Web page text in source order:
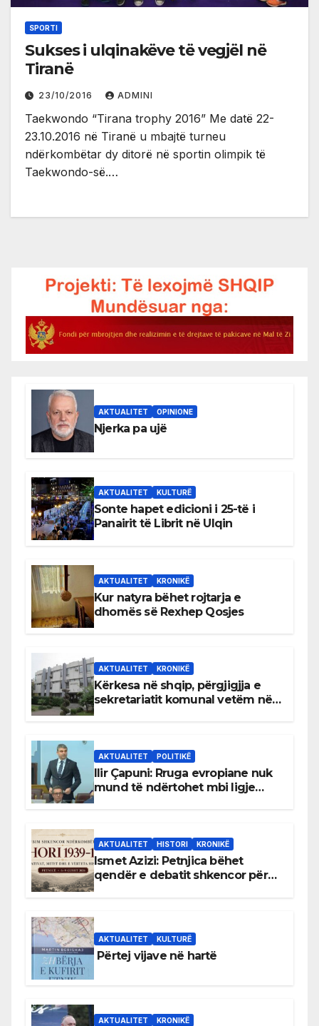
SPORTI
Sukses i ulqinakëve të vegjël në
Tiranë
23/10/2016 ADMINI
Taekwondo “Tirana trophy 2016” Me datë 22-
23.10.2016 në Tiranë u mbajtë turneu
ndërkombëtar dy ditorë në sportin olimpik të
Taekwondo-së.…
AKTUALITET OPINIONE
Njerka pa ujë
AKTUALITET KULTURË
Sonte hapet edicioni i 25-të i
Panairit të Librit në Ulqin
AKTUALITET KRONIKË
Kur natyra bëhet rojtarja e
dhomës së Rexhep Qosjes
AKTUALITET KRONIKË
Kërkesa në shqip, përgjigjja e
sekretariatit komunal vetëm në
AKTUALITET POLITIKË
Ilir Çapuni: Rruga evropiane nuk
mund të ndërtohet mbi ligje
AKTUALITET HISTORI KRONIKË
Ismet Azizi: Petnjica bëhet
qendër e debatit shkencor për
AKTUALITET KULTURË
Përtej vijave në hartë
AKTUALITET KRONIKË